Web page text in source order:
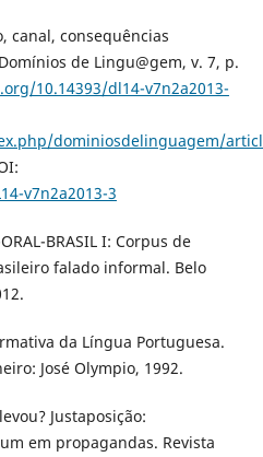
canal, consequências
de Lingu@gem, v. 7, p.
10.14393/dl14-v7n2a2013-
dominiosdelinguagem/
v7n2a2013-3
BRASIL I: Corpus de
falado informal. Belo
da Língua Portuguesa.
José Olympio, 1992.
Justaposição:
em propagandas. Revista